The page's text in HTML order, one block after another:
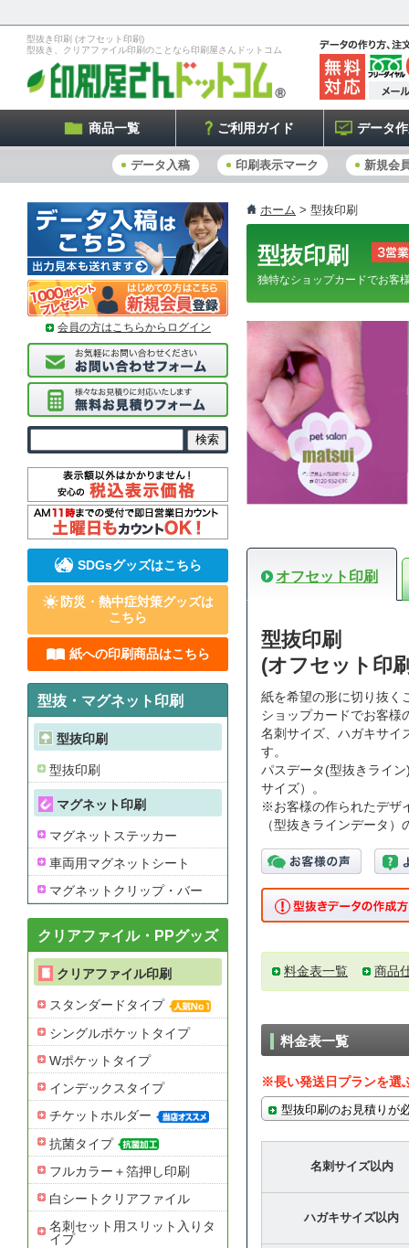
型抜き印刷 (オフセット印刷)
型抜き、クリアファイル印刷のことなら印刷屋さんドットコム
商品一覧 ご利用ガイド データ
データ入稿 印刷表示マーク 新規会
ホーム > 型抜印刷
型抜印刷
独特なショップカードでお客
オフセット印刷
型抜印刷
(オフセット印
紙を希望の形に切り抜く
ショップカードでお客様
名刺サイズ、ハガキサイ
す。
パスデータ(型抜きライ
サイズ）。
※お客様の作られたデザ
（型抜きラインデータ
料金表一覧 商品
料金表一覧
※長い発送日プランを選
型抜印刷のお見積りが
名刺サイズ以内
ハガキサイズ以内
会員の方はこちらからログイン
SDGsグッズはこちら
防災・熱中症対策グッズは
こちら
紙への印刷商品はこちら
型抜・マグネット印刷
型抜印刷
型抜印刷
マグネット印刷
マグネットステッカー
車両用マグネットシート
マグネットクリップ・バー
クリアファイル・PPグッズ
クリアファイル印刷
スタンダードタイプ
シングルポケットタイプ
Wポケットタイプ
インデックスタイプ
チケットホルダー
抗菌タイプ
フルカラー＋箔押し印刷
白シートクリアファイル
名刺セット用スリット入りタ
イプ